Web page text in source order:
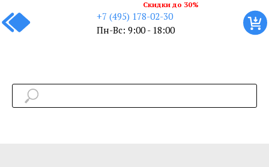
+7 (495) 178-02-30
Пн-Вс: 9:00 - 18:00
Скидки до 30%